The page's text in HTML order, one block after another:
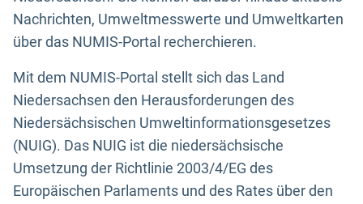
Nachrichten, Umweltmesswerte und Umweltkarten
über das NUMIS-Portal recherchieren.
Mit dem NUMIS-Portal stellt sich das Land
Niedersachsen den Herausforderungen des
Niedersächsischen Umweltinformationsgesetzes
(NUIG). Das NUIG ist die niedersächsische
Umsetzung der Richtlinie 2003/4/EG des
Europäischen Parlaments und des Rates über den